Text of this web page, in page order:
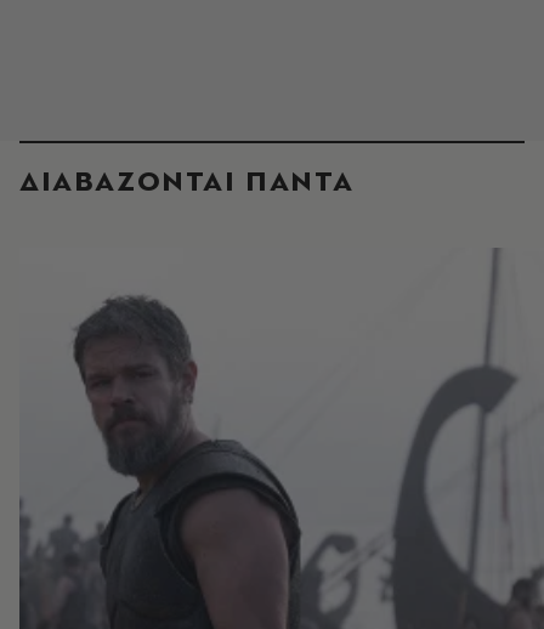
ΔΙΑΒΑΖΟΝΤΑΙ ΠΑΝΤΑ